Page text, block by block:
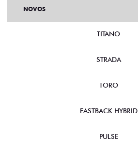
NOVOS
TITANO
STRADA
TORO
FASTBACK HYBRID
PULSE